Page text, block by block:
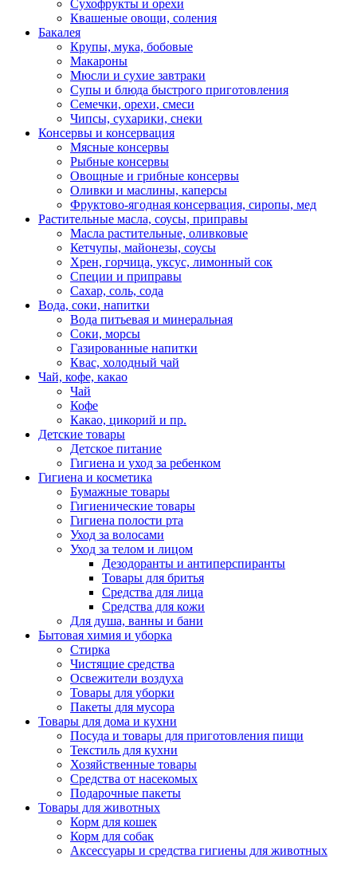
Сухофрукты и орехи
Квашеные овощи, соления
Бакалея
Крупы, мука, бобовые
Макароны
Мюсли и сухие завтраки
Супы и блюда быстрого приготовления
Семечки, орехи, смеси
Чипсы, сухарики, снеки
Консервы и консервация
Мясные консервы
Рыбные консервы
Овощные и грибные консервы
Оливки и маслины, каперсы
Фруктово-ягодная консервация, сиропы, мед
Растительные масла, соусы, приправы
Масла растительные, оливковые
Кетчупы, майонезы, соусы
Хрен, горчица, уксус, лимонный сок
Специи и приправы
Сахар, соль, сода
Вода, соки, напитки
Вода питьевая и минеральная
Соки, морсы
Газированные напитки
Квас, холодный чай
Чай, кофе, какао
Чай
Кофе
Какао, цикорий и пр.
Детские товары
Детское питание
Гигиена и уход за ребенком
Гигиена и косметика
Бумажные товары
Гигиенические товары
Гигиена полости рта
Уход за волосами
Уход за телом и лицом
Дезодоранты и антиперспиранты
Товары для бритья
Средства для лица
Средства для кожи
Для душа, ванны и бани
Бытовая химия и уборка
Стирка
Чистящие средства
Освежители воздуха
Товары для уборки
Пакеты для мусора
Товары для дома и кухни
Посуда и товары для приготовления пищи
Текстиль для кухни
Хозяйственные товары
Средства от насекомых
Подарочные пакеты
Товары для животных
Корм для кошек
Корм для собак
Аксессуары и средства гигиены для животных